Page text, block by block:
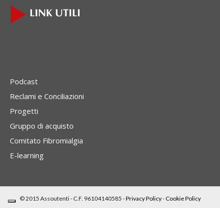
Podcast
Reclami e Conciliazioni
Progetti
Gruppo di acquisto
Comitato Fibromialgia
E-learning
© 2015 Assoutenti - C.F. 96104140585 -Privacy Policy-Cookie Policy